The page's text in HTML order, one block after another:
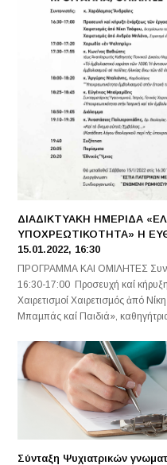
ΔΙΑΔΙΚΤΥΑΚΗ ΗΜΕΡΙΔΑ
ΥΠΟΧΡΕΩΤΙΚΟΤΗΤΑ» Η
15.01.2022, 16:30
ΠΡΟΓΡΑΜΜΑ ΚΑΙ ΟΜΙΛΗΤΕΣ
16:30-17:00 Προσευχή καί
Χαιρετισµοί Χαιρετισµός ἀπό
Μπαµπάς καί Παιδιά»,
Σύνταξη Ψυχιατρικών